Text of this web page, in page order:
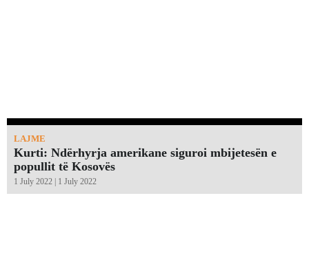
LAJME
Kurti: Ndërhyrja amerikane siguroi mbijetesën e
popullit të Kosovës
1 July 2022 | 1 July 2022